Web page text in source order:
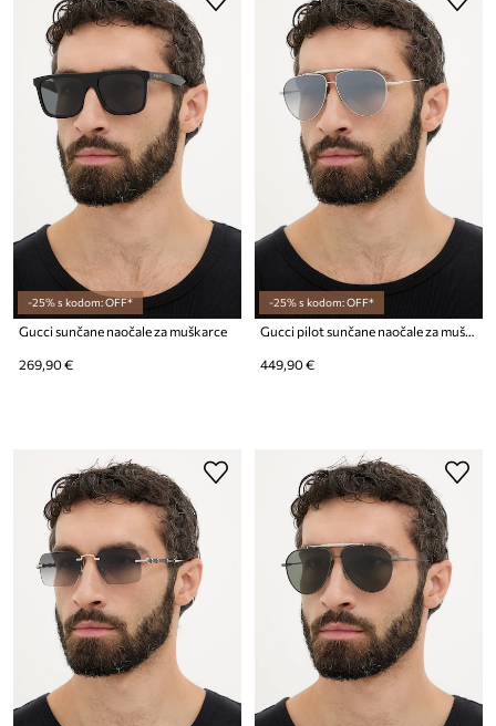
-25% s kodom: OFF*
Gucci sunčane naočale za muškarce
269,90 €
-25% s kodom: OFF*
449,90 €